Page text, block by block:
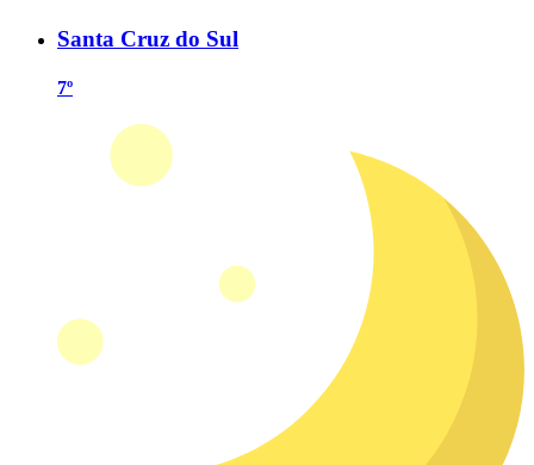
Santa Cruz do Sul
7º